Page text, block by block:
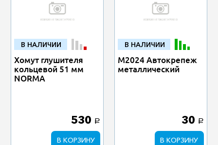
В НАЛИЧИИ
Хомут глушителя
кольцевой 51 мм
NORMA
530 a
В КОРЗИНУ
В НАЛИЧИИ
M2024 Автокрепеж
металлический
30 a
В КОРЗИНУ